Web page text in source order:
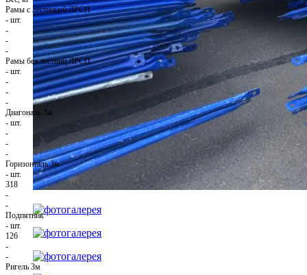
Рамы с лестницей ЛРСП
- шт.
-
-
-
Рамы без лестниц ЛРСП
- шт.
-
-
-
Диагональ 3м
- шт.
-
-
-
Горизонталь 3м
- шт.
318
-
-
Подпятник
- шт.
126
-
-
Ригель 3м